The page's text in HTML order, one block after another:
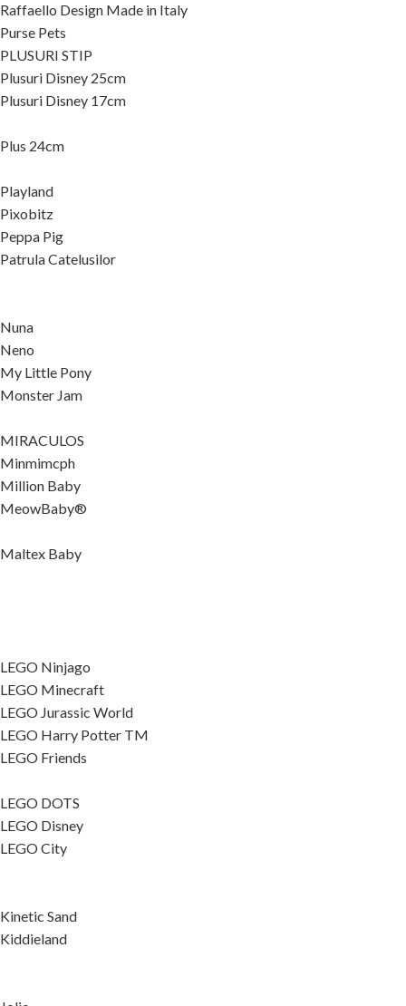
Raffaello Design Made in Italy
Purse Pets
PLUSURI STIP
Plusuri Disney 25cm
Plusuri Disney 17cm
Plus 24cm
Playland
Pixobitz
Peppa Pig
Patrula Catelusilor
Nuna
Neno
My Little Pony
Monster Jam
MIRACULOS
Minmimcph
Million Baby
MeowBaby®
Maltex Baby
LEGO Ninjago
LEGO Minecraft
LEGO Jurassic World
LEGO Harry Potter TM
LEGO Friends
LEGO DOTS
LEGO Disney
LEGO City
Kinetic Sand
Kiddieland